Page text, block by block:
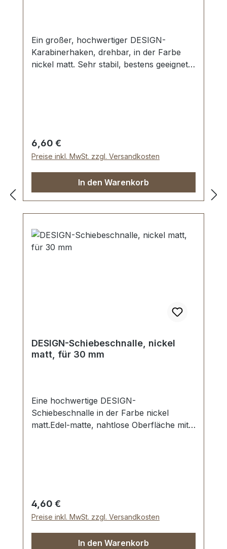
Ein großer, hochwertiger DESIGN-
Karabinerhaken, drehbar, in der Farbe
nickel matt. Sehr stabil, bestens geeignet
Regulärer Preis:
6,60 €
Preise inkl. MwSt. zzgl. Versandkosten
In den Warenkorb
DESIGN-Schiebeschnalle, nickel
matt, für 30 mm
Eine hochwertige DESIGN-
Schiebeschnalle in der Farbe nickel
matt.Edel-matte, nahtlose Oberfläche mit
Regulärer Preis:
4,60 €
Preise inkl. MwSt. zzgl. Versandkosten
In den Warenkorb